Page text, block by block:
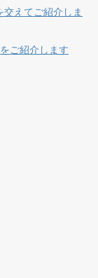
えてご紹介しま
ご紹介します